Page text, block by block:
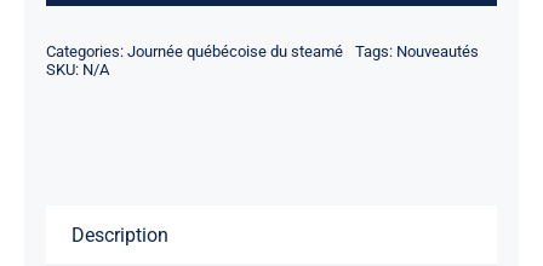
quantity
Categories: Journée québécoise du steamé Tags: Nouveautés
SKU: N/A
Description